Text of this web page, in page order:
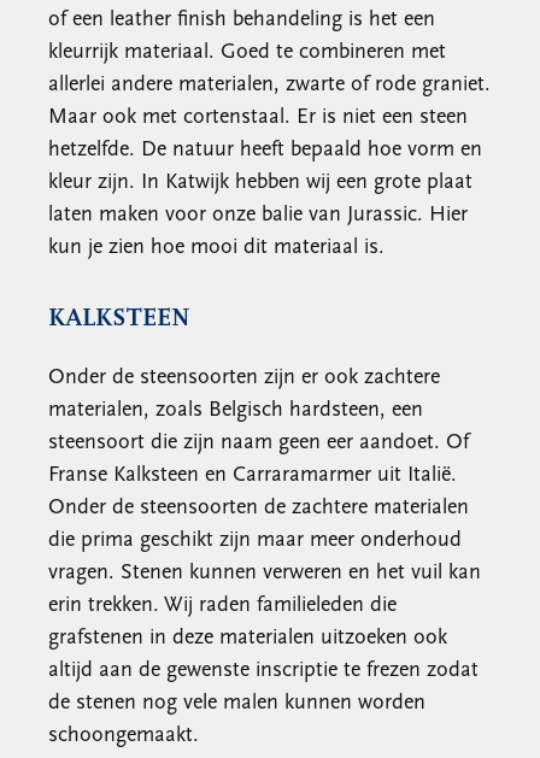
of een leather finish behandeling is het een
kleurrijk materiaal. Goed te combineren met
allerlei andere materialen, zwarte of rode graniet.
Maar ook met cortenstaal. Er is niet een steen
hetzelfde. De natuur heeft bepaald hoe vorm en
kleur zijn. In Katwijk hebben wij een grote plaat
laten maken voor onze balie van Jurassic. Hier
kun je zien hoe mooi dit materiaal is.
KALKSTEEN
Onder de steensoorten zijn er ook zachtere
materialen, zoals Belgisch hardsteen, een
steensoort die zijn naam geen eer aandoet. Of
Franse Kalksteen en Carraramarmer uit Italië.
Onder de steensoorten de zachtere materialen
die prima geschikt zijn maar meer onderhoud
vragen. Stenen kunnen verweren en het vuil kan
erin trekken. Wij raden familieleden die
grafstenen in deze materialen uitzoeken ook
altijd aan de gewenste inscriptie te frezen zodat
de stenen nog vele malen kunnen worden
schoongemaakt.